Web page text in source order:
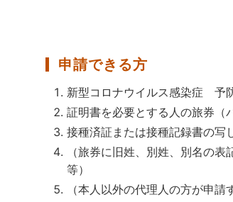
申請できる方
新型コロナウイルス感染症 予
証明書を必要とする人の旅券（
接種済証または接種記録書の写
（旅券に旧姓、別姓、別名の
等）
（本人以外の代理人の方が申